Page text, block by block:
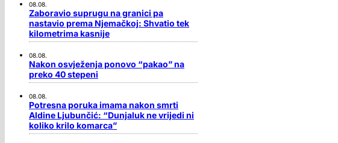
08.08.
Zaboravio suprugu na granici pa
nastavio prema Njemačkoj: Shvatio tek
kilometrima kasnije
08.08.
Nakon osvježenja ponovo “pakao” na
preko 40 stepeni
08.08.
Potresna poruka imama nakon smrti
Aldine Ljubunčić: “Dunjaluk ne vrijedi ni
koliko krilo komarca”